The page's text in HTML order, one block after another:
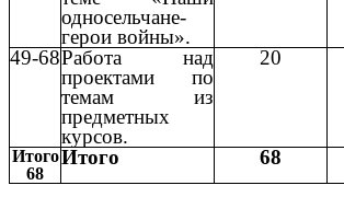
односельчане-
герои войны».
49-68Работа над
проектами по
темам из
предметных
курсов.
20
Итого
68
Итого 68